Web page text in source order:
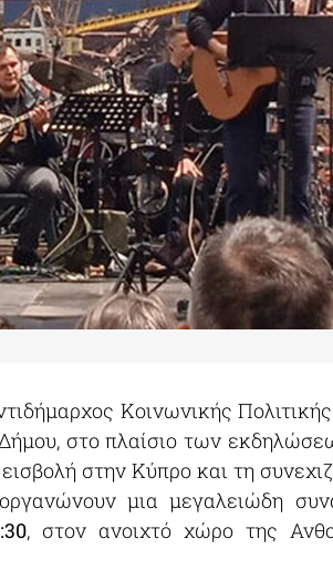
Κοινωνικής
στο πλαίσιο των
στην Κύπρο και τη
μια μεγαλειώδη
, στον ανοιχτό χώρο της